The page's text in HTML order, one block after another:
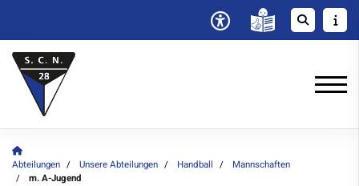
Abteilungen Unsere Abteilungen Handball
Mannschaften
m. A-Jugend